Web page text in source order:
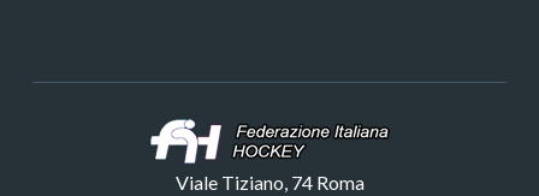
Viale Tiziano, 74 Roma